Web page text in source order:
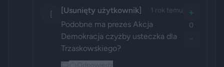
[ [Usunięty użytkownik] 1 rok temu
Podobne ma prezes Akcja
Demokracja czyżby usteczka dla
Trzaskowskiego?
+
0
-